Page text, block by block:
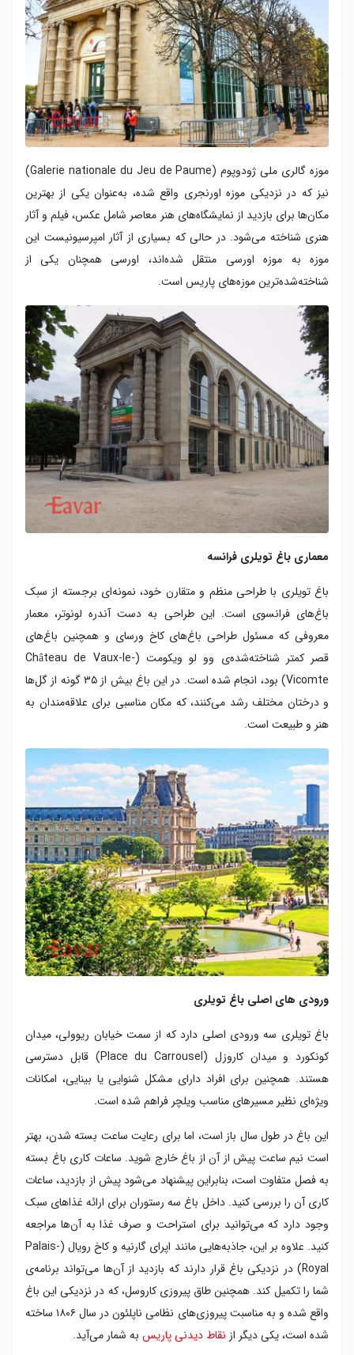
موزه گالری ملی ژودوپوم (Galerie nationale du Jeu de Paume)
نیز که در نزدیکی موزه اورنجری واقع شده، به‌عنوان یکی از بهترین
مکان‌ها برای بازدید از نمایشگاه‌های هنر معاصر شامل عکس، فیلم و آثار
هنری شناخته می‌شود. در حالی که بسیاری از آثار امپرسیونیست این
موزه به موزه اورسی منتقل شده‌اند، اورسی همچنان یکی از
شناخته‌شده‌ترین موزه‌های پاریس است.
معماری باغ تویلری فرانسه
باغ تویلری با طراحی منظم و متقارن خود، نمونه‌ای برجسته از سبک
باغ‌های فرانسوی است. این طراحی به دست آندره لونوتر، معمار
معروفی که مسئول طراحی باغ‌های کاخ ورسای و همچنین باغ‌های
قصر کمتر شناخته‌شده‌ی وو لو ویکومت (Château de Vaux-le-
Vicomte) بود، انجام شده است. در این باغ بیش از ۳۵ گونه از گل‌ها
و درختان مختلف رشد می‌کنند، که مکان مناسبی برای علاقه‌مندان به
هنر و طبیعت است.
ورودی های اصلی باغ تویلری
باغ تویلری سه ورودی اصلی دارد که از سمت خیابان ریوولی، میدان
کونکورد و میدان کاروزل (Place du Carrousel) قابل دسترسی
هستند. همچنین برای افراد دارای مشکل شنوایی یا بینایی، امکانات
ویژه‌ای نظیر مسیرهای مناسب ویلچر فراهم شده است.
این باغ در طول سال باز است، اما برای رعایت ساعت بسته شدن، بهتر
است نیم ساعت پیش از آن از باغ خارج شوید. ساعات کاری باغ بسته
به فصل متفاوت است، بنابراین پیشنهاد می‌شود پیش از بازدید، ساعات
کاری آن را بررسی کنید. داخل باغ سه رستوران برای ارائه غذاهای سبک
وجود دارد که می‌توانید برای استراحت و صرف غذا به آن‌ها مراجعه
کنید. علاوه بر این، جاذبه‌هایی مانند اپرای گارنیه و کاخ رویال (Palais-
Royal) در نزدیکی باغ قرار دارند که بازدید از آن‌ها می‌تواند برنامه‌ی
شما را تکمیل کند. همچنین طاق پیروزی کاروسل، که در نزدیکی این باغ
واقع شده و به مناسبت پیروزی‌های نظامی ناپلئون در سال ۱۸۰۶ ساخته
شده است، یکی دیگر از نقاط دیدنی پاریس به شمار می‌آید.